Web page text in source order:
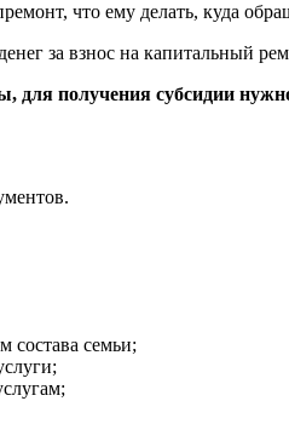
что ему делать, куда
за взнос на капитальный
получения субсидии
состава семьи;